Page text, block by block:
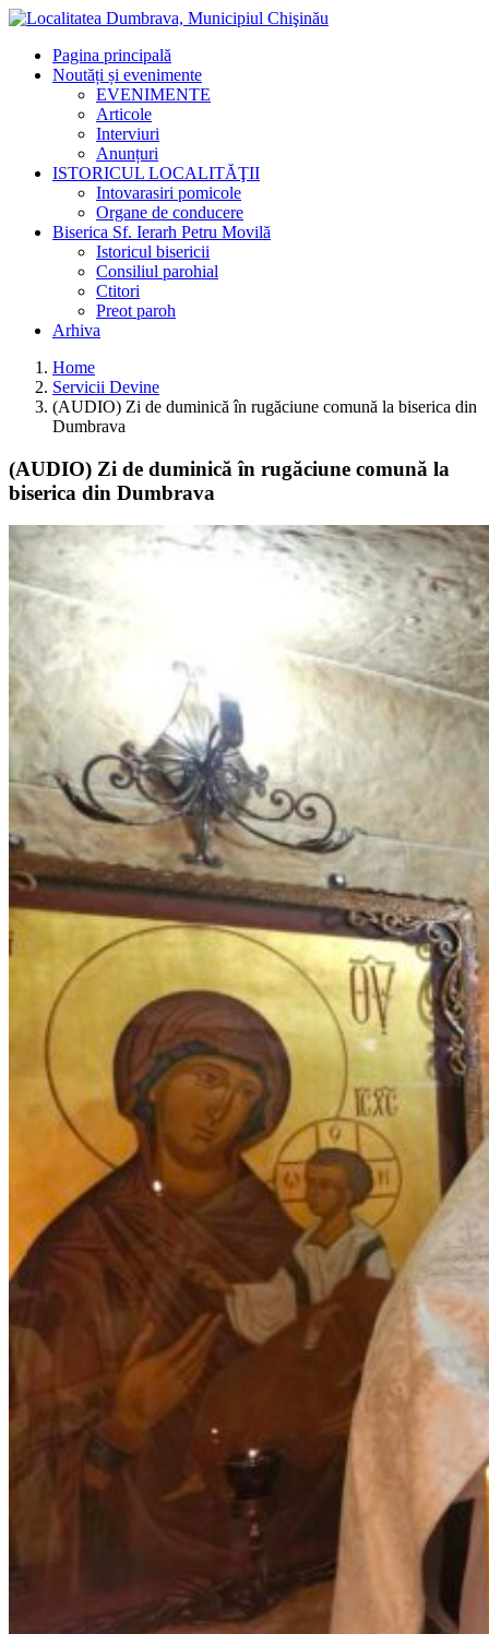
Pagina principală
Noutăți și evenimente
EVENIMENTE
Articole
Interviuri
Anunțuri
ISTORICUL LOCALITĂŢII
Intovarasiri pomicole
Organe de conducere
Biserica Sf. Ierarh Petru Movilă
Istoricul bisericii
Consiliul parohial
Ctitori
Preot paroh
Arhiva
Home
Servicii Devine
(AUDIO) Zi de duminică în rugăciune comună la biserica din
Dumbrava
(AUDIO) Zi de duminică în rugăciune comună la
biserica din Dumbrava